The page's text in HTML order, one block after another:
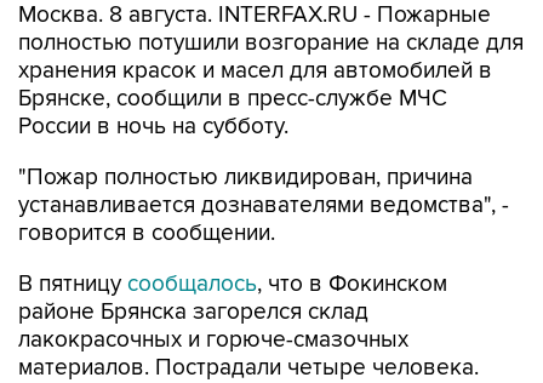
Москва. 8 августа. INTERFAX.RU - Пожарные
полностью потушили возгорание на складе для
хранения красок и масел для автомобилей в
Брянске, сообщили в пресс-службе МЧС
России в ночь на субботу.
"Пожар полностью ликвидирован, причина
устанавливается дознавателями ведомства", -
говорится в сообщении.
В пятницу сообщалось, что в Фокинском
районе Брянска загорелся склад
лакокрасочных и горюче-смазочных
материалов. Пострадали четыре человека.